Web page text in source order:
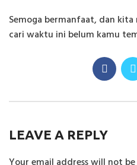
Semoga bermanfaat, dan
cari waktu ini belum kamu
LEAVE A REPLY